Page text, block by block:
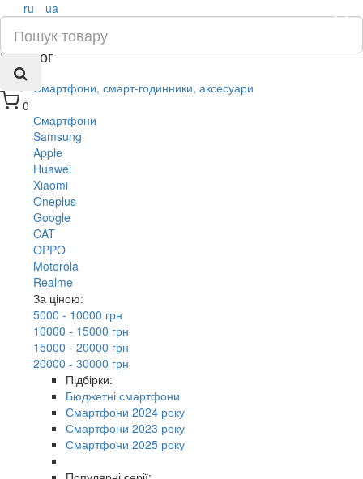
0
×
ru ua
Каталог
Смартфони, смарт-годинники, аксесуари
Смартфони
Samsung
Apple
Huawei
Xiaomi
Oneplus
Google
CAT
OPPO
Motorola
Realme
За ціною:
5000 - 10000 грн
10000 - 15000 грн
15000 - 20000 грн
20000 - 30000 грн
Підбірки:
Бюджетні смартфони
Смартфони 2024 року
Смартфони 2023 року
Смартфони 2025 року